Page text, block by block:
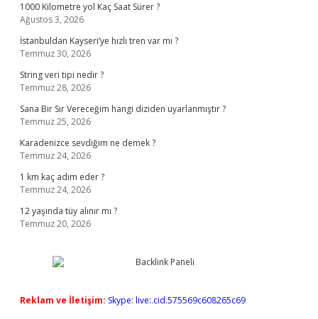
1000 Kilometre yol Kaç Saat Sürer ?
Ağustos 3, 2026
İstanbuldan Kayseri’ye hızlı tren var mı ?
Temmuz 30, 2026
String veri tipi nedir ?
Temmuz 28, 2026
Sana Bir Sır Vereceğim hangi diziden uyarlanmıştır ?
Temmuz 25, 2026
Karadenizce sevdiğim ne demek ?
Temmuz 24, 2026
1 km kaç adım eder ?
Temmuz 24, 2026
12 yaşında tüy alınır mı ?
Temmuz 20, 2026
Reklam ve İletişim: Skype: live:.cid.575569c608265c69